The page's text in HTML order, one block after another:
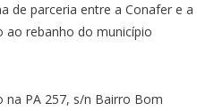
de parceria entre a Conafer e a
ao rebanho do município
na PA 257, s/n Bairro Bom